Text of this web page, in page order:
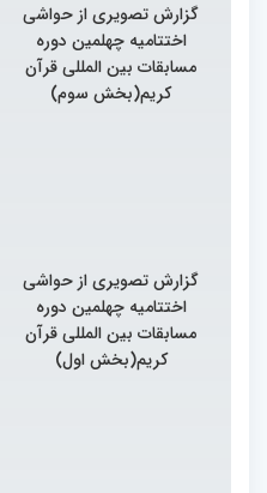
گزارش تصویری از حواشی
اختتامیه چهلمین دوره
مسابقات بین المللی قرآن
کریم(بخش سوم)
گزارش تصویری از حواشی
اختتامیه چهلمین دوره
مسابقات بین المللی قرآن
کریم(بخش اول)